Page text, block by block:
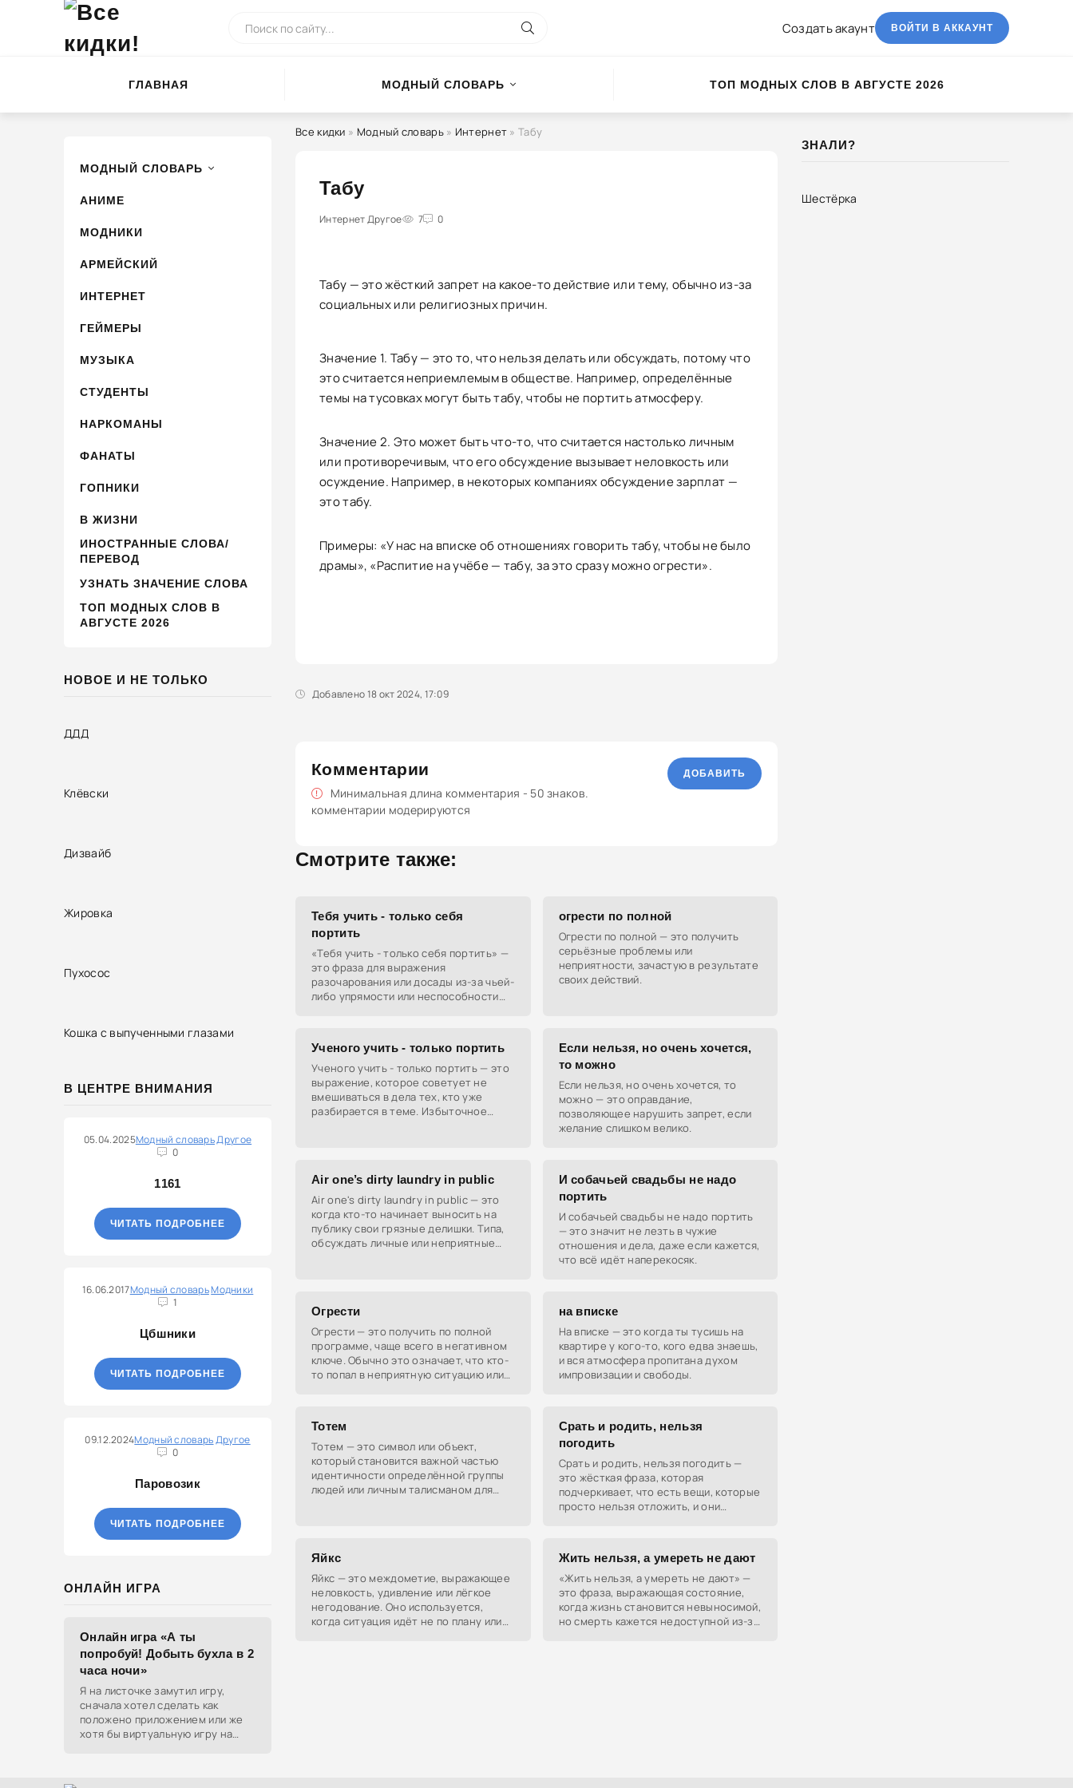
Создать акаунт ВОЙТИ В АККАУНТ
ГЛАВНАЯ МОДНЫЙ СЛОВАРЬ ТОП МОДНЫХ СЛОВ В АВГУСТЕ 2026
МОДНЫЙ СЛОВАРЬ
АНИМЕ
МОДНИКИ
АРМЕЙСКИЙ
ИНТЕРНЕТ
ГЕЙМЕРЫ
МУЗЫКА
СТУДЕНТЫ
НАРКОМАНЫ
ФАНАТЫ
ГОПНИКИ
В ЖИЗНИ
ИНОСТРАННЫЕ СЛОВА/
ПЕРЕВОД
УЗНАТЬ ЗНАЧЕНИЕ СЛОВА
ТОП МОДНЫХ СЛОВ В
АВГУСТЕ 2026
НОВОЕ И НЕ ТОЛЬКО
ДДД
Клёвски
Дизвайб
Жировка
Пухосос
Кошка с выпученными глазами
В ЦЕНТРЕ ВНИМАНИЯ
05.04.2025Модный словарьДругое
0
1161
ЧИТАТЬ ПОДРОБНЕЕ
16.06.2017Модный словарьМодники
1
Цбшники
ЧИТАТЬ ПОДРОБНЕЕ
09.12.2024Модный словарьДругое
0
Паровозик
ЧИТАТЬ ПОДРОБНЕЕ
ОНЛАЙН ИГРА
Онлайн игра «А ты
попробуй! Добыть бухла в 2
часа ночи»
Я на листочке замутил игру,
сначала хотел сделать как
положено приложением или же
хотя бы виртуальную игру на
Все кидки » Модный словарь» Интернет » Табу
Табу
Интернет Другое 7 0
1 2 3 4 5
Табу — это жёсткий запрет на какое-то действие или тему, обычно из-за
социальных или религиозных причин.
Значение 1. Табу — это то, что нельзя делать или обсуждать, потому что
это считается неприемлемым в обществе. Например, определённые
темы на тусовках могут быть табу, чтобы не портить атмосферу.
Значение 2. Это может быть что-то, что считается настолько личным
или противоречивым, что его обсуждение вызывает неловкость или
осуждение. Например, в некоторых компаниях обсуждение зарплат —
это табу.
Примеры: «У нас на вписке об отношениях говорить табу, чтобы не было
драмы», «Распитие на учёбе — табу, за это сразу можно огрести».
Добавлено 18 окт 2024, 17:09
Комментарии
Минимальная длина комментария - 50 знаков.
комментарии модерируются
ДОБАВИТЬ
Смотрите также:
Тебя учить - только себя
портить
«Тебя учить - только себя портить» —
это фраза для выражения
разочарования или досады из-за чьей-
либо упрямости или неспособности
огрести по полной
Огрести по полной — это получить
серьёзные проблемы или
неприятности, зачастую в результате
своих действий.
Ученого учить - только портить
Ученого учить - только портить — это
выражение, которое советует не
вмешиваться в дела тех, кто уже
разбирается в теме. Избыточное
Если нельзя, но очень хочется,
то можно
Если нельзя, но очень хочется, то
можно — это оправдание,
позволяющее нарушить запрет, если
желание слишком велико.
Air one’s dirty laundry in public
Air one's dirty laundry in public — это
когда кто-то начинает выносить на
публику свои грязные делишки. Типа,
обсуждать личные или неприятные
И собачьей свадьбы не надо
портить
И собачьей свадьбы не надо портить
— это значит не лезть в чужие
отношения и дела, даже если кажется,
что всё идёт наперекосяк.
Огрести
Огрести — это получить по полной
программе, чаще всего в негативном
ключе. Обычно это означает, что кто-
то попал в неприятную ситуацию или
на вписке
На вписке — это когда ты тусишь на
квартире у кого-то, кого едва знаешь,
и вся атмосфера пропитана духом
импровизации и свободы.
Тотем
Тотем — это символ или объект,
который становится важной частью
идентичности определённой группы
людей или личным талисманом для
Срать и родить, нельзя
погодить
Срать и родить, нельзя погодить —
это жёсткая фраза, которая
подчеркивает, что есть вещи, которые
просто нельзя отложить, и они
Яйкс
Яйкс — это междометие, выражающее
неловкость, удивление или лёгкое
негодование. Оно используется,
когда ситуация идёт не по плану или
Жить нельзя, а умереть не дают
«Жить нельзя, а умереть не дают» —
это фраза, выражающая состояние,
когда жизнь становится невыносимой,
но смерть кажется недоступной из-за
ЗНАЛИ?
Шестёрка